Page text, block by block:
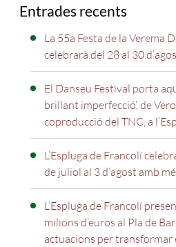
Entrades recents
La 55a Festa de la Verema
celebrarà del 28 al 30
El Danseu Festival porta
brillant imperfecció’, de
coproducció del TNC, a
L’Espluga de Francolí
de juliol al 3 d’agost amb
L’Espluga de Francolí
milions d’euros al Pla de
actuacions per transformar